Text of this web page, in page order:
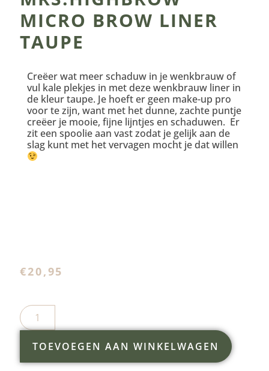
MICRO BROW LINER
TAUPE
Creëer wat meer schaduw in je wenkbrauw of
vul kale plekjes in met deze wenkbrauw liner in
de kleur taupe. Je hoeft er geen make-up pro
voor te zijn, want met het dunne, zachte puntje
creëer je mooie, fijne lijntjes en schaduwen. Er
zit een spoolie aan vast zodat je gelijk aan de
slag kunt met het vervagen mocht je dat willen
€20,95
TOEVOEGEN AAN WINKELWAGEN